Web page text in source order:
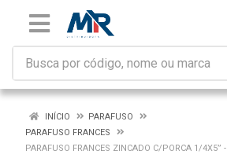
INÍCIO
PARAFUSO
PARAFUSO FRANCES
PARAFUSO FRANCES ZINCADO C/PORCA 1/4X5” -